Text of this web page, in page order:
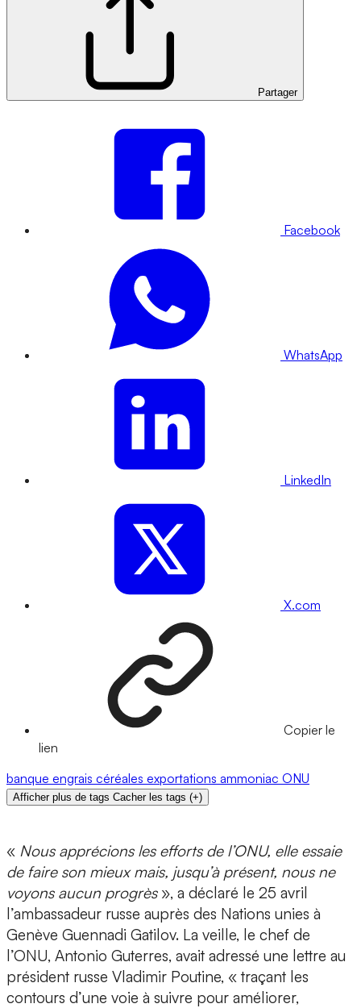
Partager
Facebook
WhatsApp
LinkedIn
X.com
Copier le
lien
banque engrais céréales exportations ammoniac ONU
Afficher plus de tags Cacher les tags (+)
« Nous apprécions les efforts de l’ONU, elle essaie
de faire son mieux mais, jusqu’à présent, nous ne
voyons aucun progrès », a déclaré le 25 avril
l’ambassadeur russe auprès des Nations unies à
Genève Guennadi Gatilov. La veille, le chef de
l’ONU, Antonio Guterres, avait adressé une lettre au
président russe Vladimir Poutine, « traçant les
contours d’une voie à suivre pour améliorer,